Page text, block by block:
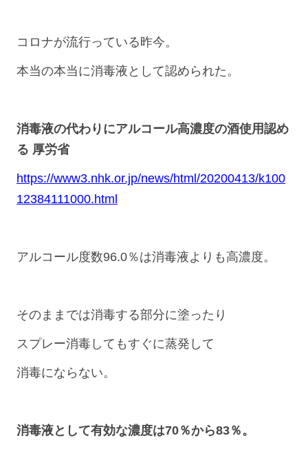
コロナが流行っている昨今。
本当の本当に消毒液として認められた。
消毒液の代わりにアルコール高濃度の酒使用認め
る 厚労省
https://www3.nhk.or.jp/news/html/20200413/k100
12384111000.html
アルコール度数96.0％は消毒液よりも高濃度。
そのままでは消毒する部分に塗ったり
スプレー消毒してもすぐに蒸発して
消毒にならない。
消毒液として有効な濃度は70％から83％。